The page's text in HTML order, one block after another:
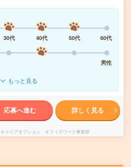
30代 40代 50代
60代
男性
もっと見る
応募へ進む 詳しく見る
ャリアオプション オフィスワーク事業部